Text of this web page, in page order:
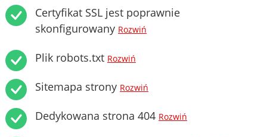
Certyfikat SSL jest poprawnie
skonfigurowany Rozwiń
Plik robots.txt Rozwiń
Sitemapa strony Rozwiń
Dedykowana strona 404 Rozwiń